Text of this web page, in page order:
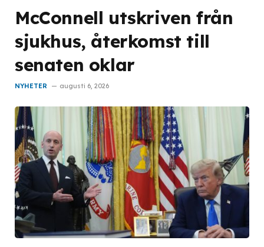
McConnell utskriven från
sjukhus, återkomst till
senaten oklar
NYHETER augusti 6, 2026